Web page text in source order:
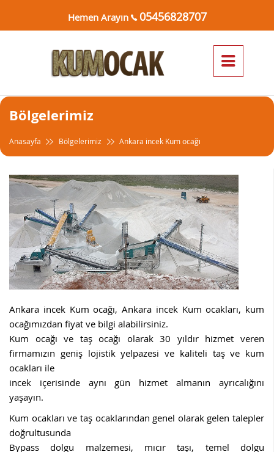
Hemen Arayın 05456828707
Bölgelerimiz
Anasayfa Bölgelerimiz Ankara incek Kum ocağı
Ankara incek Kum ocağı, Ankara incek Kum ocakları, kum
ocağımızdan fiyat ve bilgi alabilirsiniz.
Kum ocağı ve taş ocağı olarak 30 yıldır hizmet veren
firmamızın geniş lojistik yelpazesi ve kaliteli taş ve kum
ocakları ile
incek içerisinde aynı gün hizmet almanın ayrıcalığını
yaşayın.
Kum ocakları ve taş ocaklarından genel olarak gelen talepler
doğrultusunda
Bypass dolgu malzemesi, mıcır taşı, temel dolgu